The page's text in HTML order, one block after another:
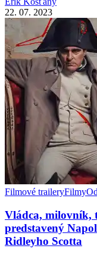
22. 07. 2023
Filmové traileryFilmy
Vládca, milovník,
predstavený
Ridleyho Scotta